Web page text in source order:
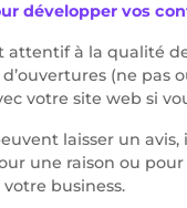
développer vos
à la qualité
(ne pas
votre site web si
laisser un
une raison ou
business.